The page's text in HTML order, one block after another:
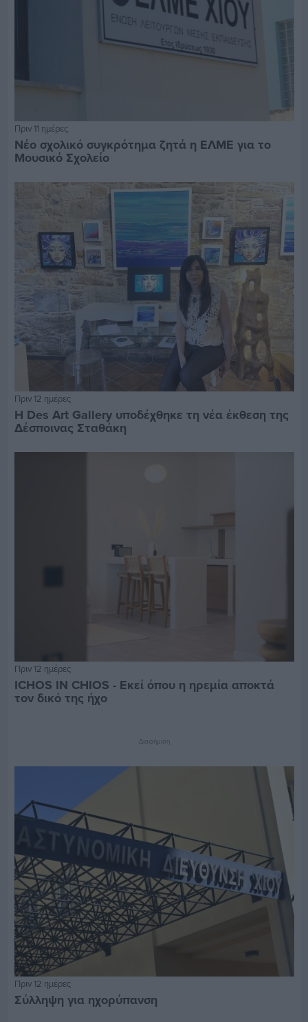
Πριν 11 ημέρες
Νέο σχολικό συγκρότημα ζητά η ΕΛΜΕ για το
Μουσικό Σχολείο
Πριν 12 ημέρες
Η Des Art Gallery υποδέχθηκε τη νέα έκθεση της
Δέσποινας Σταθάκη
Πριν 12 ημέρες
ICHOS IN CHIOS - Εκεί όπου η ηρεμία αποκτά
τον δικό της ήχο
Διαφήμιση
Πριν 12 ημέρες
Σύλληψη για ηχορύπανση